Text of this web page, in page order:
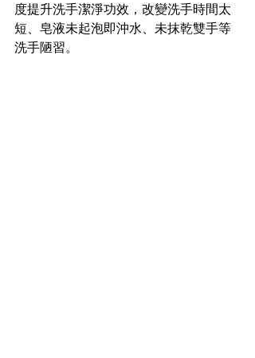
度提升洗手潔淨功效，改變洗手時間太
短、皂液未起泡即沖水、未抹乾雙手等
洗手陋習。